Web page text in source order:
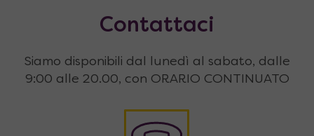
Contattaci
Siamo disponibili dal lunedì al sabato, dalle
9:00 alle 20.00, con ORARIO CONTINUATO